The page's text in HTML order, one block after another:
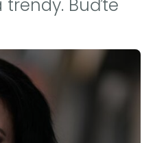
trendy. Buďte